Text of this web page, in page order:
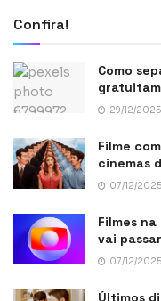
Confira!
Como
29/12/2025
Filme
cinemas
07/12/2025
Filmes
vai passar
07/12/2025
Últimos